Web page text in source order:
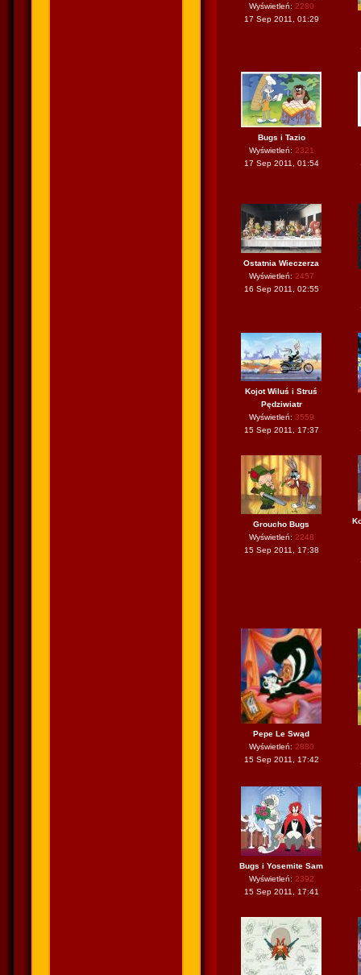
Wyświetleń: 2280
17 Sep 2011, 01:29
Bugs i Tazio
Wyświetleń: 2321
17 Sep 2011, 01:54
Ostatnia Wieczerza
Wyświetleń: 2457
16 Sep 2011, 02:55
Kojot Wiluś i Struś
Pędziwiatr
Wyświetleń: 3559
15 Sep 2011, 17:37
Groucho Bugs
Wyświetleń: 2248
15 Sep 2011, 17:38
Pepe Le Swąd
Wyświetleń: 2880
15 Sep 2011, 17:42
Bugs i Yosemite Sam
Wyświetleń: 2392
15 Sep 2011, 17:41